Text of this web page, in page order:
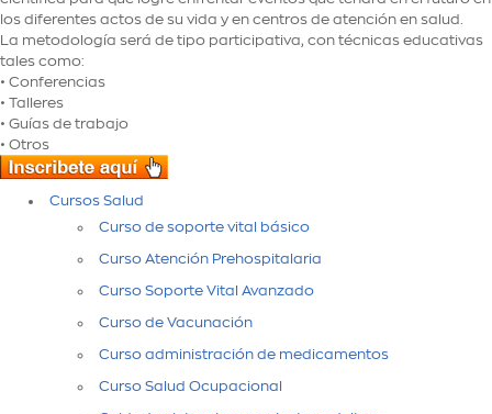
los diferentes actos de su vida y en centros de atención en salud.
La metodología será de tipo participativa, con técnicas educativas
tales como:
• Conferencias
• Talleres
• Guías de trabajo
• Otros
Cursos Salud
Curso de soporte vital básico
Curso Atención Prehospitalaria
Curso Soporte Vital Avanzado
Curso de Vacunación
Curso administración de medicamentos
Curso Salud Ocupacional